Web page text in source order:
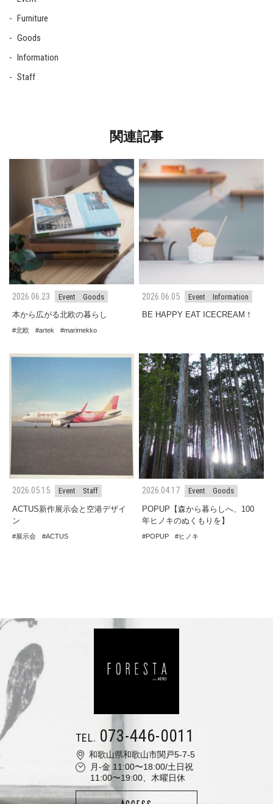
Furniture
Goods
Information
Staff
関連記事
2026.06.23 Event
Goods
本から広がる北欧の暮らし
北欧 artek marimekko
2026.06.05 Event
Information
BE HAPPY EAT ICECREAM！
2026.05.15 Event
Staff
ACTUS新作展示会と空港デザイ
ン
展示会 ACTUS
2026.04.17 Event
Goods
POPUP【森から暮らしへ、100
年ヒノキのぬくもりを】
POPUP ヒノキ
TEL. 073-446-0011
和歌山県和歌山市関戸5-7-5
月-金 11:00〜18:00/土日祝
11:00〜19:00、木曜日休